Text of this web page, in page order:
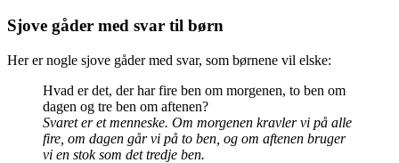
Sjove gåder med svar til børn
Her er nogle sjove gåder med svar, som børnene vil elske:
Hvad er det, der har fire ben om morgenen, to ben om
dagen og tre ben om aftenen?
Svaret er et menneske. Om morgenen kravler vi på alle
fire, om dagen går vi på to ben, og om aftenen bruger
vi en stok som det tredje ben.